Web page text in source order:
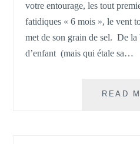
votre entourage, les tout
fatidiques « 6 mois », le vent
met de son grain de sel. De
d’enfant (mais qui étale sa…
READ